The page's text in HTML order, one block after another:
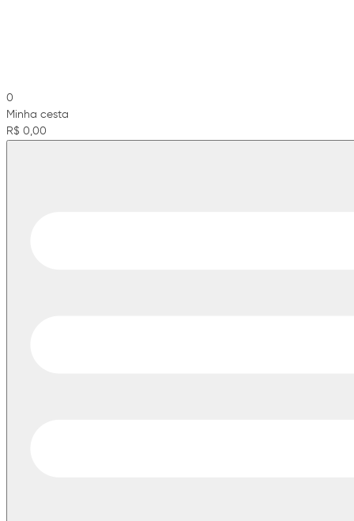
0
Minha cesta
R$ 0,00